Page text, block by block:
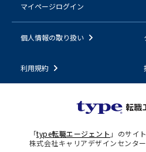
マイページログイン
個人情報の取り扱い
利用規約
「type転職エージェント 」のサイ
株式会社キャリアデザインセンタ